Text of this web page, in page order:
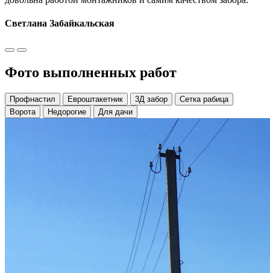
Светлана Забайкальская
Фото выполненных работ
Профнастил Евроштакетник 3Д забор
Сетка рабица
Ворота
Недорогие Для дачи